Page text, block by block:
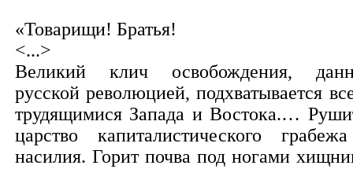
«Товарищи! Братья!
<...>
Великий клич освобождения,
русской революцией, подхватывается
трудящимися Запада и Востока.…
царство капиталистического
насилия. Горит почва под ногами